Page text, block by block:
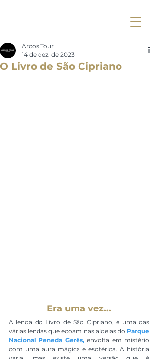
O Livro de São Cipriano
Arcos Tour
14 de dez. de 2023
Era uma vez...
A lenda do Livro de São Cipriano, é uma das
várias lendas que ecoam nas aldeias do Parque
Nacional Peneda Gerês, envolta em mistério
com uma aura mágica e esotérica. A história